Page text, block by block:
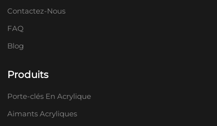
Contactez-Nous
FAQ
Blog
Produits
Porte-clés En Acrylique
Aimants Acryliques